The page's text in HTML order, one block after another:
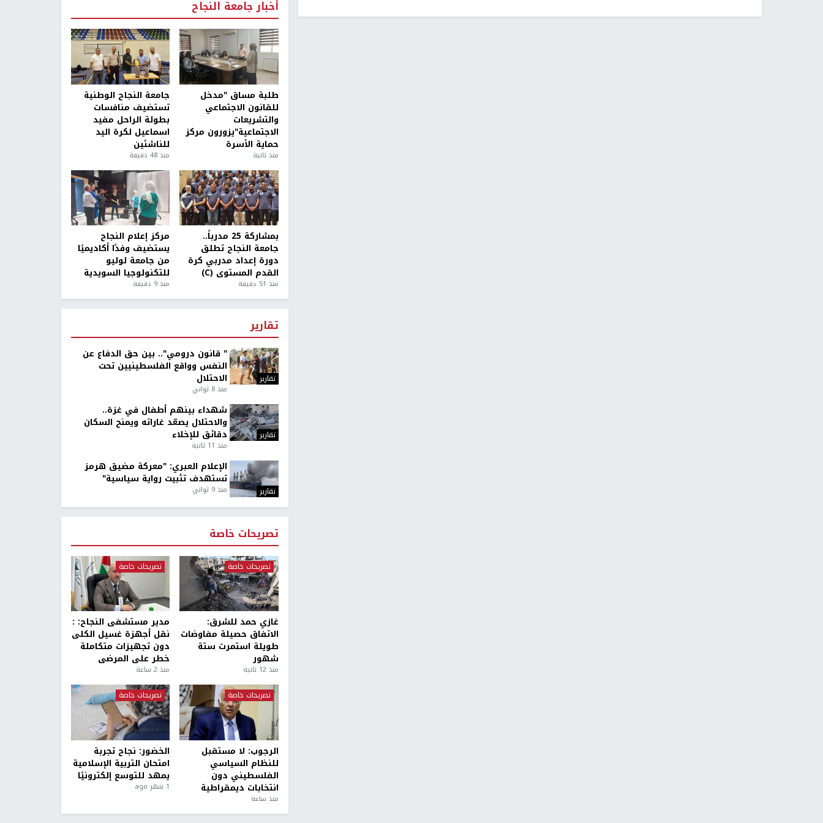
أخبار جامعة النجاح
طلبة مساق "مدخل
للقانون الاجتماعي
والتشريعات
الاجتماعية"يزورون مركز
حماية الأسرة
منذ ثانية
جامعة النجاح الوطنية
تستضيف منافسات
بطولة الراحل مفيد
اسماعيل لكرة اليد
للناشئين
منذ 48 دقيقة
بمشاركة 25 مدرباً..
جامعة النجاح تطلق
دورة إعداد مدربي كرة
القدم المستوى (C)
منذ 51 دقيقة
مركز إعلام النجاح
يستضيف وفدًا أكاديميًا
من جامعة لوليو
للتكنولوجيا السويدية
منذ 9 دقيقة
تقارير
تقارير
" قانون درومي".. بين حق الدفاع عن
النفس وواقع الفلسطينيين تحت
الاحتلال
منذ 8 ثواني
تقارير
شهداء بينهم أطفال في غزة..
والاحتلال يصعّد غاراته ويمنح السكان
دقائق للإخلاء
منذ 11 ثانية
تقارير
الإعلام العبري: "معركة مضيق هرمز
تستهدف تثبيت رواية سياسية"
منذ 9 ثواني
تصريحات خاصة
تصريحات خاصة
غازي حمد للشرق:
الاتفاق حصيلة مفاوضات
طويلة استمرت ستة
شهور
منذ 12 ثانية
تصريحات خاصة
مدير مستشفى النجاح: :
نقل أجهزة غسيل الكلى
دون تجهيزات متكاملة
خطر على المرضى
منذ 2 ساعة
تصريحات خاصة
الرجوب: لا مستقبل
للنظام السياسي
الفلسطيني دون
انتخابات ديمقراطية
منذ ساعة
تصريحات خاصة
الخضور: نجاح تجربة
امتحان التربية الإسلامية
يمهد للتوسع إلكترونيًا
1 شهر ago